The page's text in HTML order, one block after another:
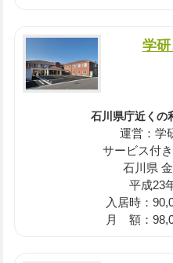
学
石川県庁近くの
運営：学
サービス付
石川県
平成23
入居時：
月 額：